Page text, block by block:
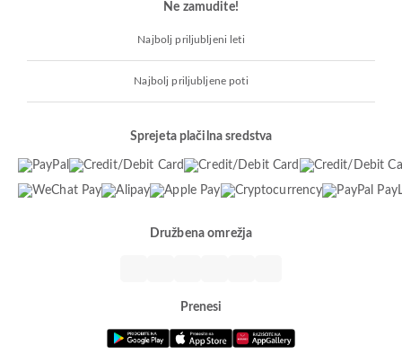
Ne zamudite!
Najbolj priljubljeni leti
Najbolj priljubljene poti
Sprejeta plačilna sredstva
Družbena omrežja
Prenesi